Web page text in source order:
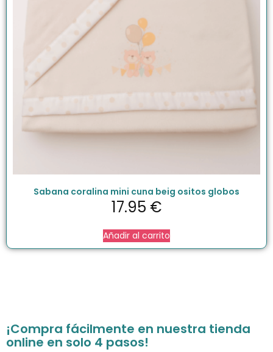
Sabana coralina mini cuna beig ositos globos
17.95 €
Añadir al carrito
¡Compra fácilmente en nuestra tienda
online en solo 4 pasos!